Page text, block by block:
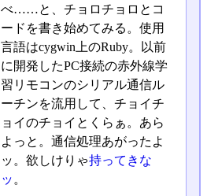
べ……と、チョロチョロとコ
ードを書き始めてみる。使用
言語はcygwin上のRuby。以前
に開発したPC接続の赤外線学
習リモコンのシリアル通信ル
ーチンを流用して、チョイチ
ョイのチョイとくらぁ。あら
よっと。通信処理あがったよ
ッ。欲しけりゃ持ってきな
ッ 。